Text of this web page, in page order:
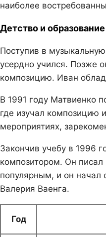
наиболее
Детство и образование
Поступив в
усердно учился. Позже
композицию. Иван
В 1991 году Матвиенко
где изучал композицию
мероприятиях,
Закончив учебу в 1996
композитором. Он писал
популярным, и он начал
Валерия Ваенга.
Год